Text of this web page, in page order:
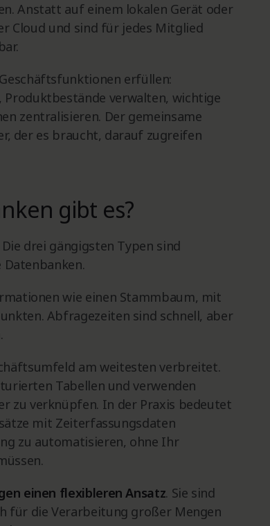
Anstatt auf einem lokalen Gerät oder
Cloud und sind für jedes Mitglied
erfüllen:
verwalten, wichtige
zentralisieren. Der gemeinsame
der es braucht, darauf zugreifen
gibt es?
drei gängigsten Typen sind
wie einen Stammbaum, mit
Abfragezeiten sind schnell, aber
am weitesten verbreitet.
Tabellen und verwenden
zu verknüpfen. In der Praxis bedeutet
mit Zeiterfassungsdaten
zu automatisieren, ohne Ihr
einen flexibleren Ansatz. Sie sind
für die Verarbeitung großer Mengen